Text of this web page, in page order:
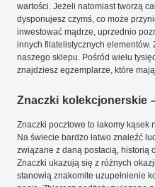
wartości. Jeżeli natomiast tworzą
dysponujesz czymś, co może
inwestować mądrze, uprzednio
innych filatelistycznych
naszego sklepu. Pośród wielu
znajdziesz egzemplarze, które
Znaczki kolekcjonerskie
Znaczki pocztowe to łakomy
Na świecie bardzo łatwo znaleźć
związane z daną postacią, historią
Znaczki ukazują się z różnych
stanowią znakomite uzupełnienie